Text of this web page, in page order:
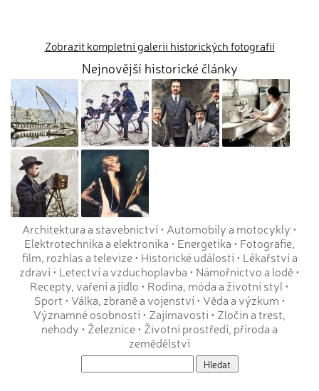
Zobrazit kompletní galerii historických fotografií
Nejnovější historické články
Architektura a stavebnictví• Automobily a motocykly •
Elektrotechnika a elektronika • Energetika • Fotografie,
film, rozhlas a televize• Historické události • Lékařství a
zdraví• Letectví a vzduchoplavba • Námořnictvo a lodě•
Recepty, vaření a jídlo • Rodina, móda a životní styl •
Sport • Válka, zbraně a vojenství• Věda a výzkum •
Významné osobnosti • Zajímavosti • Zločin a trest,
nehody • Železnice• Životní prostředí, příroda a
zemědělství